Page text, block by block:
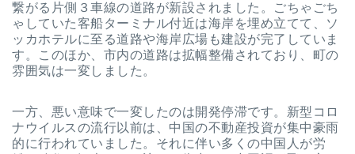
繋がる片側３車線の道路が新設されました。ごちゃごち
ゃしていた客船ターミナル付近は海岸を埋め立てて、ソ
ッカホテルに至る道路や海岸広場も建設が完了していま
す。このほか、市内の道路は拡幅整備されており、町の
雰囲気は一変しました。
一方、悪い意味で一変したのは開発停滞です。新型コロ
ナウイルスの流行以前は、中国の不動産投資が集中豪雨
的に行われていました。それに伴い多くの中国人が労